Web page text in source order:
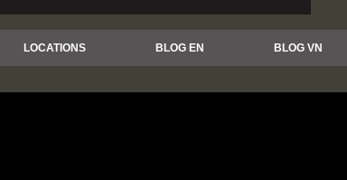
LOCATIONS BLOG EN BLOG VN